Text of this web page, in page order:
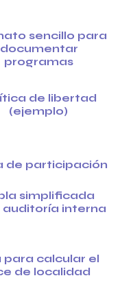
sencillo para
documentar
programas
de libertad
(ejemplo)
de participación
simplificada
auditoría interna
para calcular el
de localidad